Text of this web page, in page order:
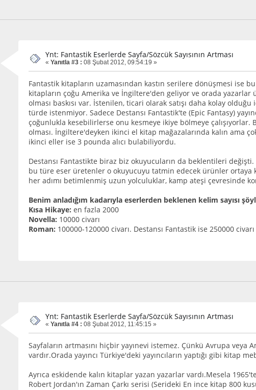
Ynt: Fantastik Eserlerde Sayfa/Sözcük Sayısının Artması
« Yanıtla #3 : 08 Şubat 2012, 09:54:19 »
Fantastik kitapların uzamasından kastın serilere dönüşmesi ise
kitapların çoğu Amerika ve İngiltere'den geliyor ve orada
olması baskısı var. İstenilen, ticari olarak satışı daha kolay
türde istenmiyor. Sadece Destansı Fantastik'te (Epic Fantasy)
çoğunlukla kesebilirlerse onu kesmeye ikiye bölmeye çalışıyorlar.
olması. İngiltere'deyken ikinci el kitap mağazalarında kalın ama
ikinci eller ise 3 pounda alıcı bulabiliyordu.
Destansı Fantastikte biraz biz okuyucuların da beklentileri
bu türe eser üretenler o okuyucuyu tatmin edecek ürünler
her adımı betimlenmiş uzun yolculuklar, kamp ateşi çevresinde
Benim anladığım kadarıyla eserlerden beklenen kelim sayısı
Kısa Hikaye: en fazla 2000
Novella: 10000 civarı
Roman: 100000-120000 civarı. Destansı Fantastik ise 250000
Ynt: Fantastik Eserlerde Sayfa/Sözcük Sayısının Artması
« Yanıtla #4 : 08 Şubat 2012, 11:45:15 »
Sayfaların artmasını hiçbir yayınevi istemez. Çünkü Avrupa
vardır.Orada yayıncı Türkiye'deki yayıncıların yaptığı gibi kitap
Ayrıca eskidende kalın kitaplar yazan yazarlar vardı.Mesela
Robert Jordan'ın Zaman Çarkı serisi (Serideki En ince kitap 800